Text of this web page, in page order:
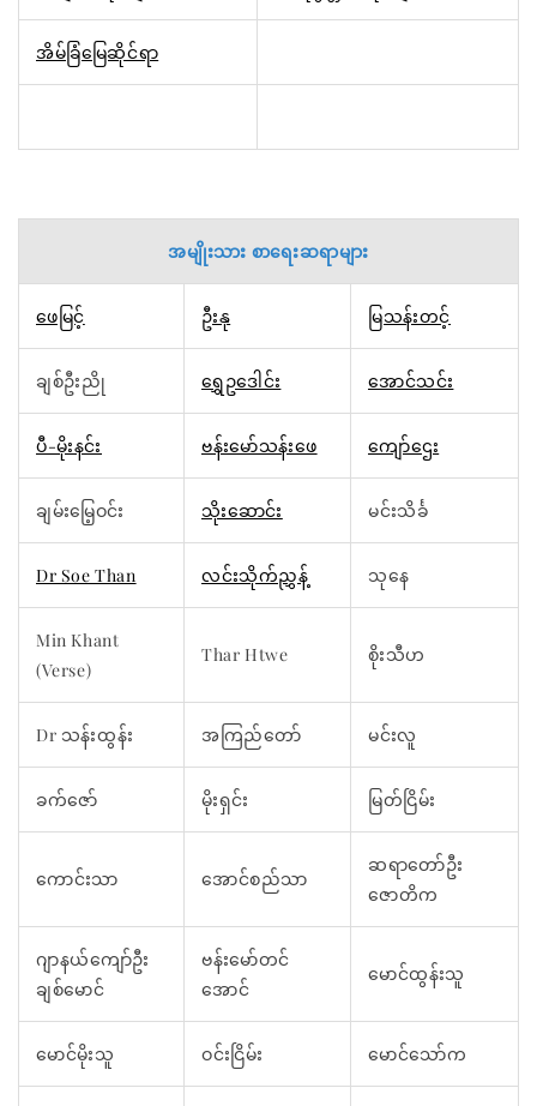
အိမ်ခြံမြေဆိုင်ရာ
အမျိုးသား စာရေးဆရာများ
ဖေမြင့် ဦးနု မြသန်းတင့်
ချစ်ဦးညို ရွှေဥဒေါင်း အောင်သင်း
ပီ-မိုးနင်း ဗန်းမော်သန်းဖေ ကျော်ဌေး
ချမ်းမြေ့ဝင်း သိုးဆောင်း မင်းသိင်္ခ
Dr Soe Than လင်းသိုက်ညွှန့် သုနေ
Min Khant
(Verse)
Thar Htwe စိုးသီဟ
Dr သန်းထွန်း အကြည်တော် မင်းလူ
ခက်ဇော် မိုးရှင်း မြတ်ငြိမ်း
ကောင်းသာ အောင်စည်သာ
ဆရာတော်ဦး
ဇောတိက
ဂျာနယ်ကျော်ဦး
ချစ်မောင်
ဗန်းမော်တင်
အောင်
မောင်ထွန်းသူ
မောင်မိုးသူ ဝင်းငြိမ်း မောင်သော်က